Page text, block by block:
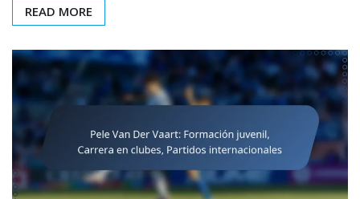
READ MORE